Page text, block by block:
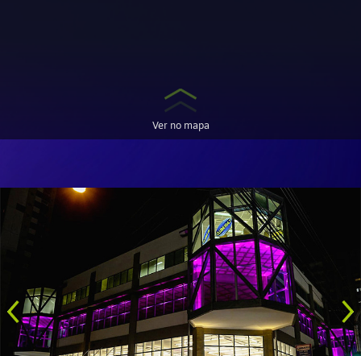
Ver no mapa